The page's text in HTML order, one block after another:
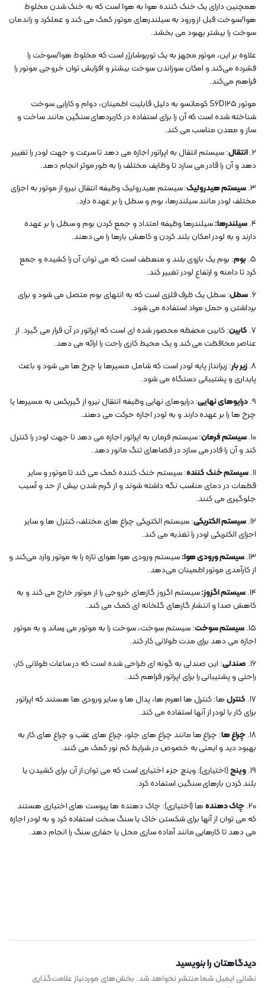
همچنین دارای یک خنک کننده هوا به هوا است که به خنک شدن مخلوط
هوا/سوخت قبل از ورود به سیلندرهای موتور کمک می کند و عملکرد و راندمان
سوخت را بیشتر بهبود می بخشد.
علاوه بر این، موتور مجهز به یک توربوشارژر است که مخلوط هوا/سوخت را
فشرده می‌کند و امکان سوزاندن سوخت بیشتر و افزایش توان خروجی موتور را
فراهم می‌کند.
موتور S6D125 کوماتسو به دلیل قابلیت اطمینان، دوام و کارایی سوخت
شناخته شده است که آن را برای استفاده در کاربردهای سنگین مانند ساخت و
ساز و معدن مناسب می کند.
2. انتقال: سیستم انتقال به اپراتور اجازه می دهد تا سرعت و جهت لودر را تغییر
دهد و آن را قادر می سازد تا وظایف مختلف را به طور موثر انجام دهد.
3. سیستم هیدرولیک: سیستم هیدرولیک وظیفه انتقال نیرو از موتور به اجزای
مختلف لودر مانند سیلندرها، بوم و سطل را بر عهده دارد.
4. سیلندرها:سیلندرها وظیفه امتداد و جمع کردن بوم و سطل را بر عهده
دارند و به لودر امکان بلند کردن و کاهش بارها را می دهند.
5. بوم: بوم یک بازوی بلند و منعطف است که می توان آن را کشیده و جمع
کرد تا دامنه و ارتفاع لودر تغییر کند.
6. سطل: سطل یک ظرف فلزی است که به انتهای بوم متصل می شود و برای
برداشتن و حمل مواد استفاده می شود.
7. کابین: کابین محفظه محصور شده ای است که اپراتور در آن قرار می گیرد. از
عناصر محافظت می کند و یک محیط کاری راحت را ارائه می دهد.
8. زیر بار: زیرانداز پایه لودر است که شامل مسیرها یا چرخ ها می شود و باعث
پایداری و پشتیبانی دستگاه می شود.
9. درایوهای نهایی: درایوهای نهایی وظیفه انتقال نیرو از گیربکس به مسیرها یا
چرخ ها را بر عهده دارند و به لودر اجازه حرکت می دهند.
10. سیستم فرمان: سیستم فرمان به اپراتور اجازه می دهد تا جهت لودر را کنترل
کند و آن را قادر می سازد در فضاهای تنگ مانور دهد.
11. سیستم خنک کننده: سیستم خنک کننده کمک می کند تا موتور و سایر
قطعات در دمای مناسب نگه داشته شوند و از گرم شدن بیش از حد و آسیب
جلوگیری می کنند.
12. سیستم الکتریکی: سیستم الکتریکی چراغ های مختلف، کنترل ها و سایر
اجزای الکتریکی لودر را تغذیه می کند.
13. سیستم ورودی هوا:سیستم ورودی هوا هوای تازه را به موتور وارد می‌کند و
از کارآمدی موتور اطمینان می‌دهد.
14. سیستم اگزوز:سیستم اگزوز گازهای خروجی را از موتور خارج می کند و به
کاهش صدا و انتشار گازهای گلخانه ای کمک می کند.
15. سیستم سوخت: سیستم سوخت، سوخت را به موتور می رساند و به موتور
اجازه می دهد برای مدت طولانی کار کند.
16. صندلی: این صندلی به گونه ای طراحی شده است که در ساعات طولانی کار،
راحتی و پشتیبانی را برای اپراتور فراهم کند.
17. کنترلها: کنترل ها اهرم ها، پدال ها و سایر ورودی ها هستند که اپراتور
برای کار با لودر از آنها استفاده می کند.
18. چراغ ها: چراغ ها مانند چراغ های جلو، چراغ های عقب و چراغ های کار به
بهبود دید و ایمنی به خصوص در شرایط کم نور کمک می کنند.
19. وینچ(اختیاری): وینچ جزء اختیاری است که می توان از آن برای کشیدن یا
بلند کردن بارهای سنگین استفاده کرد.
20. چاک دهندهها (اختیاری): چاک دهنده ها پیوست های اختیاری هستند
که می توان از آنها برای شکستن خاک یا سنگ سخت استفاده کرد و به لودر اجازه
می دهد تا کارهایی مانند آماده سازی محل یا حفاری سنگ را انجام دهد.
دیدگاهتان را بنویسید
نشانی ایمیل شما منتشر نخواهد شد. بخش‌های موردنیاز علامت‌گذاری